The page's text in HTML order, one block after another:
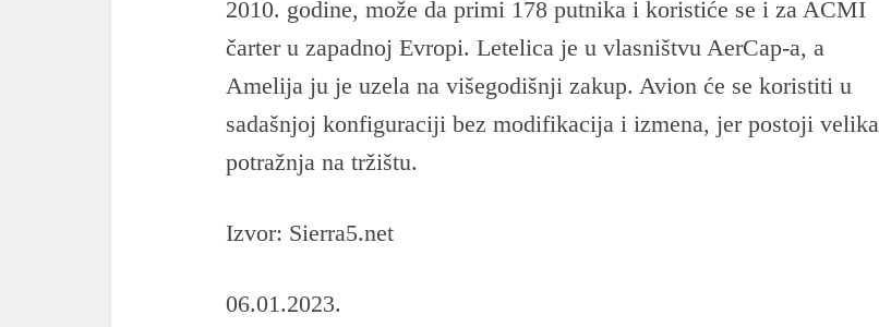
2010. godine, može da primi 178 putnika i koristiće se i za ACMI
čarter u zapadnoj Evropi. Letelica je u vlasništvu AerCap-a, a
Amelija ju je uzela na višegodišnji zakup. Avion će se koristiti u
sadašnjoj konfiguraciji bez modifikacija i izmena, jer postoji velika
potražnja na tržištu.
Izvor: Sierra5.net
06.01.2023.